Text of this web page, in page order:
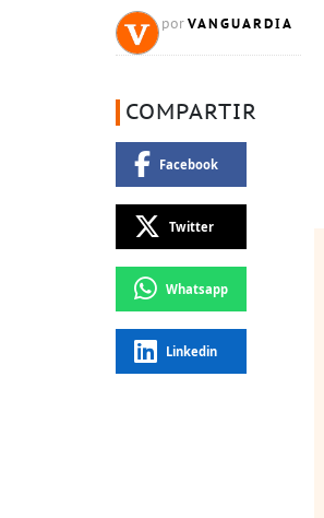
por VANGUARDIA
COMPARTIR
Facebook
Twitter
Whatsapp
Linkedin